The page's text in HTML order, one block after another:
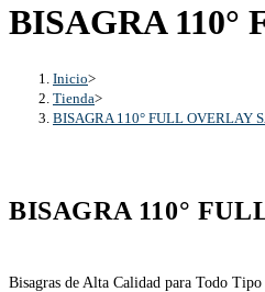
BISAGRA
Inicio>
Tienda>
BISAGRA 110° FULL OVERLAY
BISAGRA 110°
Bisagras de Alta Calidad para Todo